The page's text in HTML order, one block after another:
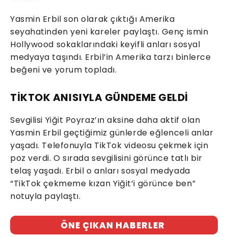
Yasmin Erbil son olarak çıktığı Amerika
seyahatinden yeni kareler paylaştı. Genç ismin
Hollywood sokaklarındaki keyifli anları sosyal
medyaya taşındı. Erbil’in Amerika tarzı binlerce
beğeni ve yorum topladı.
TİKTOK ANISIYLA GÜNDEME GELDİ
Sevgilisi Yiğit Poyraz’ın aksine daha aktif olan
Yasmin Erbil geçtiğimiz günlerde eğlenceli anlar
yaşadı. Telefonuyla TikTok videosu çekmek için
poz verdi. O sırada sevgilisini görünce tatlı bir
telaş yaşadı. Erbil o anları sosyal medyada
“TikTok çekmeme kızan Yiğit’i görünce ben”
notuyla paylaştı.
ÖNE ÇIKAN HABERLER